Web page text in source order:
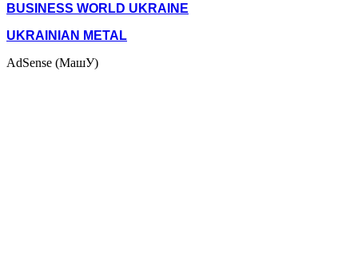
BUSINESS WORLD UKRAINE
UKRAINIAN METAL
AdSense (МашУ)